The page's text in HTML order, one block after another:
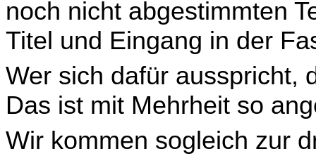
noch nicht abgestimmten
Titel und Eingang in der
Wer sich dafür ausspricht,
Das ist mit Mehrheit so
Wir kommen sogleich zur